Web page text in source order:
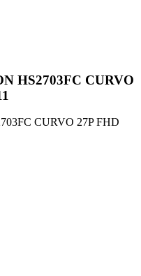
HS2703FC CURVO
CURVO 27P FHD